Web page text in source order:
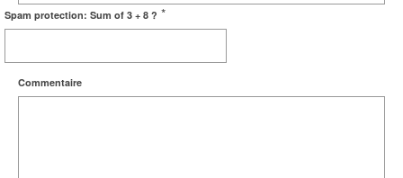
Spam protection: Sum of 3 + 8 ? *
Commentaire